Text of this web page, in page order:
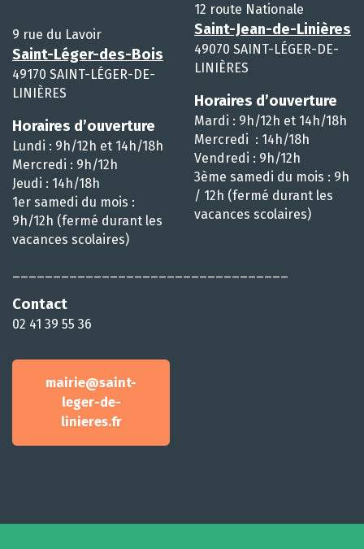
9 rue du Lavoir
Saint-Léger-des-Bois
49170 SAINT-LÉGER-DE-
LINIÈRES
Horaires d’ouverture
Lundi : 9h/12h et 14h/18h
Mercredi : 9h/12h
Jeudi : 14h/18h
1er samedi du mois :
9h/12h (fermé durant les
vacances scolaires)
Contact
02 41 39 55 36
mairie@saint-
leger-de-
linieres.fr
12 route Nationale
Saint-Jean-de-Linières
49070 SAINT-LÉGER-DE-
LINIÈRES
Horaires d’ouverture
Mardi : 9h/12h et 14h/18h
Mercredi : 14h/18h
Vendredi : 9h/12h
3ème samedi du mois : 9h
/ 12h (fermé durant les
vacances scolaires)